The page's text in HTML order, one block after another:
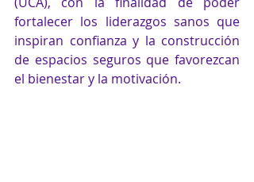
fortalecer los liderazgos sanos que
inspiran confianza y la construcción
de espacios seguros que favorezcan
el bienestar y la motivación.